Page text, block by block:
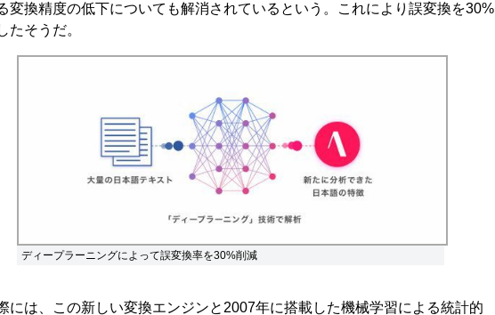
変換精度の低下についても解消されているという。これにより誤変換を30%
たそうだ。
ディープラーニングによって誤変換率を30%削減
には、この新しい変換エンジンと2007年に搭載した機械学習による統計的